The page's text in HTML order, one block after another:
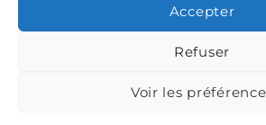
Accepter
Refuser
Voir les
Dialoguez avec Laurent Dejoie